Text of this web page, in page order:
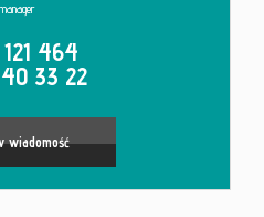
manager
121 464
33 22
wiadomość